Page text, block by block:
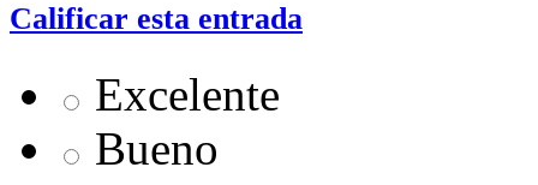
Calificar esta entrada
Excelente
Bueno